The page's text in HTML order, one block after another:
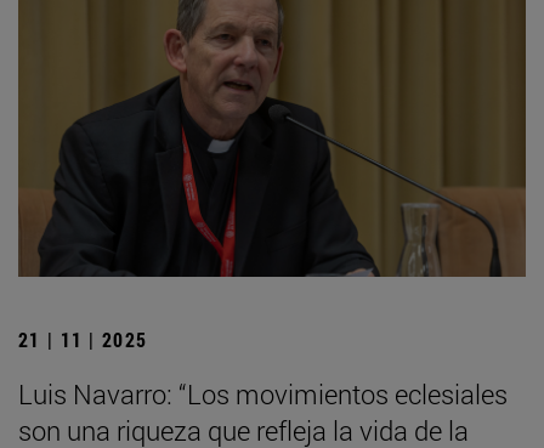
21 | 11 | 2025
Luis Navarro: “Los movimientos eclesiales
son una riqueza que refleja la vida de la